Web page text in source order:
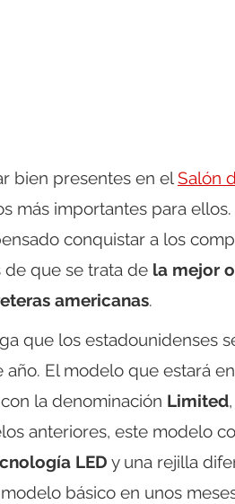
bien presentes en elSalón
más importantes para
conquistar a los
de que se trata de la mejor
americanas.
que los estadounidenses
El modelo que estará
la denominación Limited
anteriores, este modelo
LED y una rejilla
básico en unos